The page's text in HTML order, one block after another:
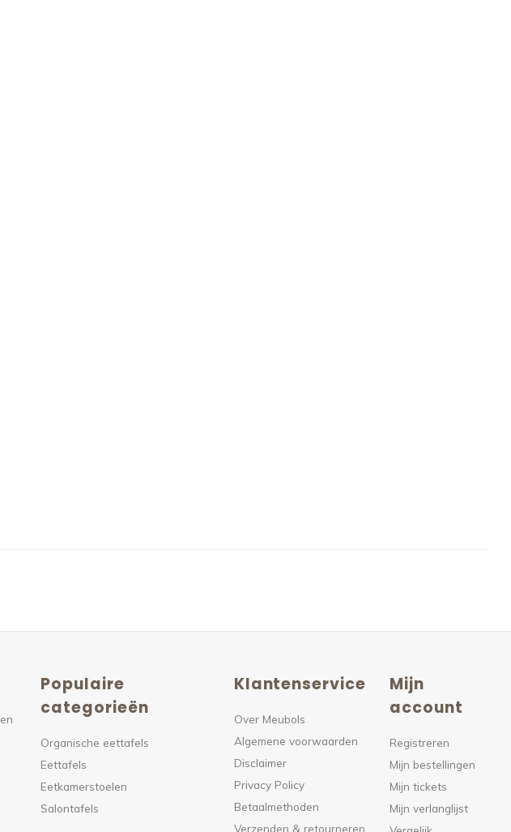
Populaire
categorieën
Organische eettafels
Eettafels
Eetkamerstoelen
Salontafels
Klantenservice
Over Meubols
Algemene voorwaarden
Disclaimer
Privacy Policy
Betaalmethoden
Verzenden & retourneren
Mijn
account
Registreren
Mijn bestellingen
Mijn tickets
Mijn verlanglijst